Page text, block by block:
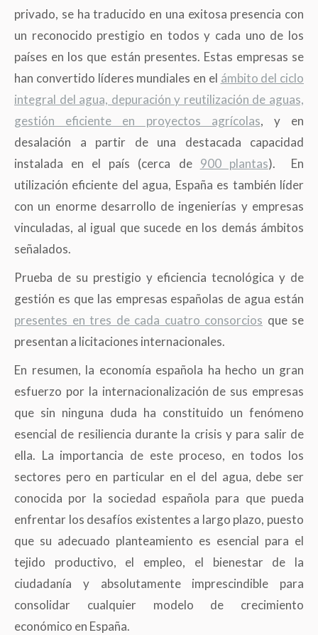
privado, se ha traducido en una exitosa presencia con
un reconocido prestigio en todos y cada uno de los
países en los que están presentes. Estas empresas se
han convertido líderes mundiales en el ámbito del ciclo
integral del agua, depuración y reutilización de aguas,
gestión eficiente en proyectos agrícolas, y en
desalación a partir de una destacada capacidad
instalada en el país (cerca de 900 plantas). En
utilización eficiente del agua, España es también líder
con un enorme desarrollo de ingenierías y empresas
vinculadas, al igual que sucede en los demás ámbitos
señalados.
Prueba de su prestigio y eficiencia tecnológica y de
gestión es que las empresas españolas de agua están
presentes en tres de cada cuatro consorcios que se
presentan a licitaciones internacionales.
En resumen, la economía española ha hecho un gran
esfuerzo por la internacionalización de sus empresas
que sin ninguna duda ha constituido un fenómeno
esencial de resiliencia durante la crisis y para salir de
ella. La importancia de este proceso, en todos los
sectores pero en particular en el del agua, debe ser
conocida por la sociedad española para que pueda
enfrentar los desafíos existentes a largo plazo, puesto
que su adecuado planteamiento es esencial para el
tejido productivo, el empleo, el bienestar de la
ciudadanía y absolutamente imprescindible para
consolidar cualquier modelo de crecimiento
económico en España.